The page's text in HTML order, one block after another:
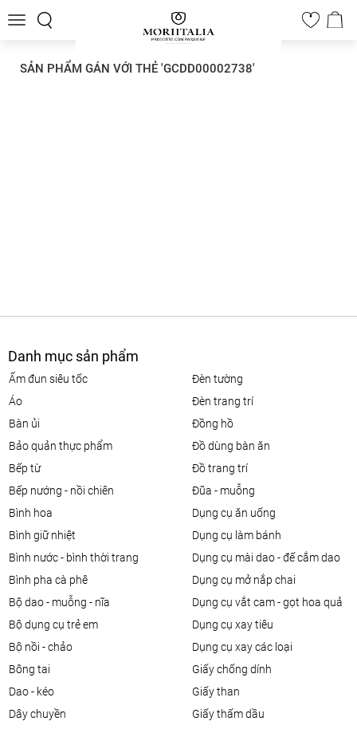
Toggle
0
SẢN PHẨM GÁN VỚI THẺ 'GCDD00002738'
Danh mục sản phẩm
ấm đun siêu tốc
áo
bàn ủi
bảo quản thực phẩm
bếp từ
bếp nướng - nồi chiên
bình hoa
bình giữ nhiệt
bình nước - bình thời trang
bình pha cà phê
bộ dao - muỗng - nĩa
bộ dụng cụ trẻ em
bộ nồi - chảo
bông tai
dao - kéo
dây chuyền
đèn tường
đèn trang trí
đồng hồ
đồ dùng bàn ăn
đồ trang trí
đũa - muỗng
dụng cụ ăn uống
dụng cụ làm bánh
dụng cụ mài dao - đế cắm dao
dụng cụ mở nắp chai
dụng cụ vắt cam - gọt hoa quả
dụng cụ xay tiêu
dụng cụ xay các loại
giấy chống dính
giấy than
giấy thấm dầu